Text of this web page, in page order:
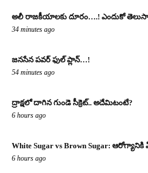
అలీ రాజ‌కీయాల‌కు దూరం….! ఎందుకో
34 minutes ago
జనసేన పవర్ ఫుల్ ప్లాన్…!
54 minutes ago
ద్రాక్షలో దాగిన గుండె సీక్రెట్.. అదేమిటంటే?
6 hours ago
White Sugar vs Brown Sugar:
6 hours ago